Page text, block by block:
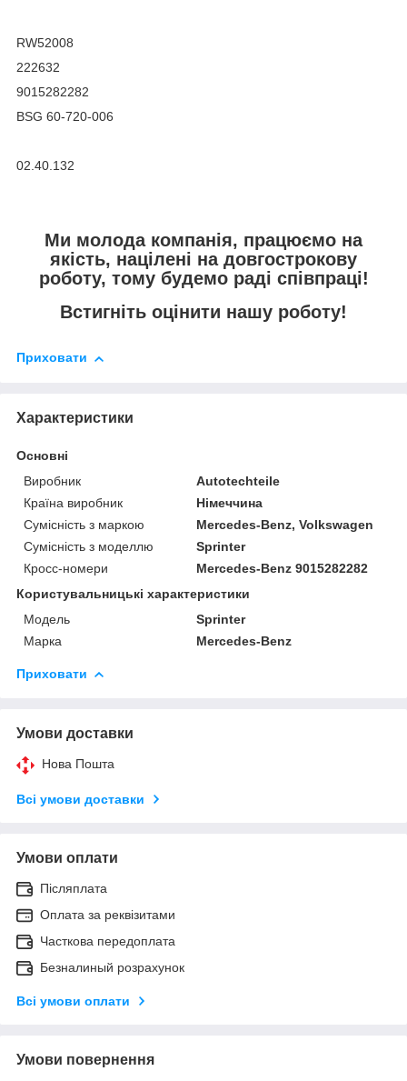
RW52008
222632
9015282282
BSG 60-720-006
02.40.132
Ми молода компанія, працюємо на
якість, націлені на довгострокову
роботу, тому будемо раді співпраці!
Встигніть оцінити нашу роботу!
Приховати
Характеристики
Основні
Виробник
Autotechteile
Країна виробник
Німеччина
Сумісність з маркою
Mercedes-Benz, Volkswagen
Сумісність з моделлю
Sprinter
Кросс-номери
Mercedes-Benz 9015282282
Користувальницькі характеристики
Модель
Sprinter
Марка
Mercedes-Benz
Приховати
Умови доставки
Нова Пошта
Всі умови доставки
Умови оплати
Післяплата
Оплата за реквізитами
Часткова передоплата
Безналиный розрахунок
Всі умови оплати
Умови повернення